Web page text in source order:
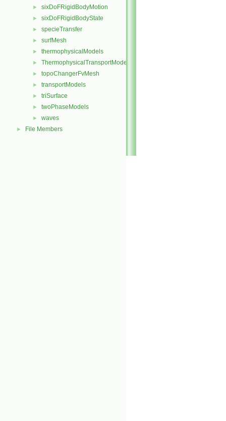
► sixDoFRigidBodyMotion
► sixDoFRigidBodyState
► specieTransfer
► surfMesh
► thermophysicalModels
► ThermophysicalTransportModels
► topoChangerFvMesh
► transportModels
► triSurface
► twoPhaseModels
► waves
► File Members